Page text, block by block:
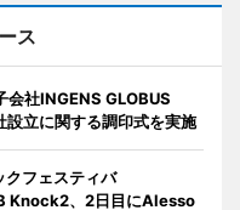
ス
会社INGENS GLOBUS
立に関する調印式を実施
クフェスティバ
、2日目にAlesso